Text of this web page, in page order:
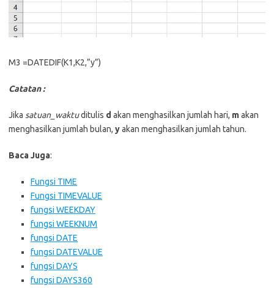
M3 =DATEDIF(K1,K2,”y”)
Catatan :
Jika satuan_waktuditulis d akan menghasilkan jumlah hari, makan
menghasilkan jumlah bulan, yakan menghasilkan jumlah tahun.
Baca Juga:
Fungsi TIME
Fungsi TIMEVALUE
fungsi WEEKDAY
fungsi WEEKNUM
fungsi DATE
fungsi DATEVALUE
fungsi DAYS
fungsi DAYS360